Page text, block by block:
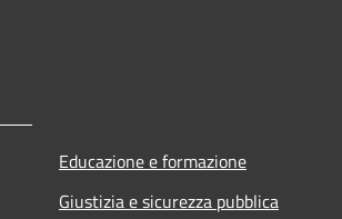
Educazione e formazione
Giustizia e sicurezza pubblica